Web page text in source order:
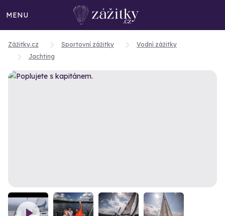
MENU
Zážitky.cz Sportovní zážitky
Vodní zážitky
Jachting